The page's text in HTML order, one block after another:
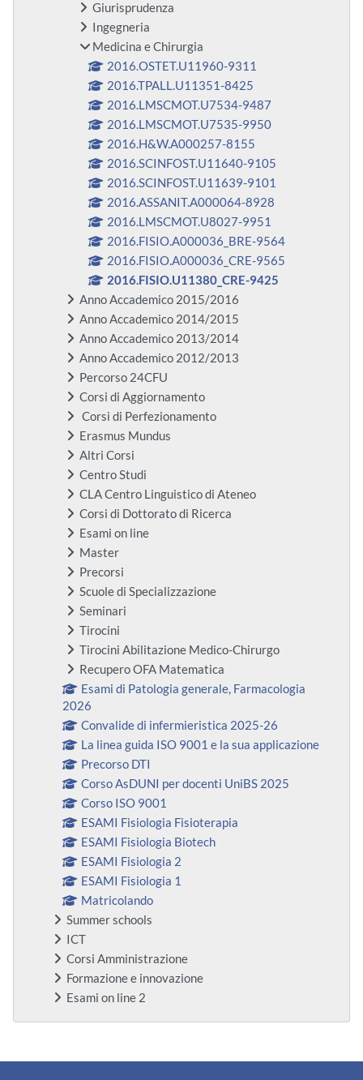
Giurisprudenza
Ingegneria
Medicina e Chirurgia
2016.OSTET.U11960-9311
2016.TPALL.U11351-8425
2016.LMSCMOT.U7534-9487
2016.LMSCMOT.U7535-9950
2016.H&W.A000257-8155
2016.SCINFOST.U11640-9105
2016.SCINFOST.U11639-9101
2016.ASSANIT.A000064-8928
2016.LMSCMOT.U8027-9951
2016.FISIO.A000036_BRE-9564
2016.FISIO.A000036_CRE-9565
2016.FISIO.U11380_CRE-9425
Anno Accademico 2015/2016
Anno Accademico 2014/2015
Anno Accademico 2013/2014
Anno Accademico 2012/2013
Percorso 24CFU
Corsi di Aggiornamento
Corsi di Perfezionamento
Erasmus Mundus
Altri Corsi
Centro Studi
CLA Centro Linguistico di Ateneo
Corsi di Dottorato di Ricerca
Esami on line
Master
Precorsi
Scuole di Specializzazione
Seminari
Tirocini
Tirocini Abilitazione Medico-Chirurgo
Recupero OFA Matematica
Esami di Patologia generale, Farmacologia
2026
Convalide di infermieristica 2025-26
La linea guida ISO 9001 e la sua applicazione
Precorso DTI
Corso AsDUNI per docenti UniBS 2025
Corso ISO 9001
ESAMI Fisiologia Fisioterapia
ESAMI Fisiologia Biotech
ESAMI Fisiologia 2
ESAMI Fisiologia 1
Matricolando
Summer schools
ICT
Corsi Amministrazione
Formazione e innovazione
Esami on line 2
Bloques suplementarios